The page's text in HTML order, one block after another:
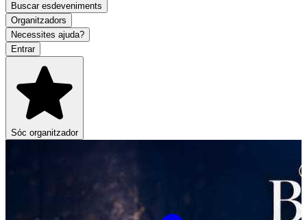
Buscar esdeveniments
Organitzadors
Necessites ajuda?
Entrar
Sóc organitzador